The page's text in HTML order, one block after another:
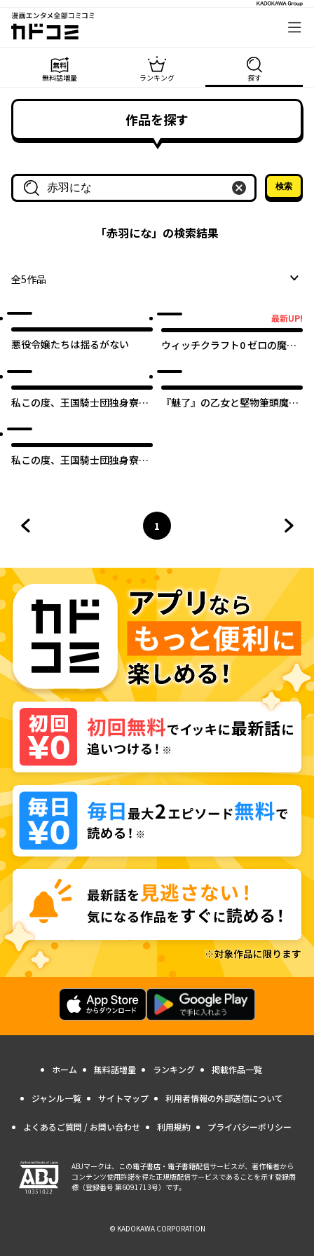
漫画エンタメ全部コミコミ
カドコミ
無料話増量 ランキング 探す
作品を探す
作品名・作家名で探す
検索
「赤羽にな」の検索結果
全5作品
悪役令嬢たちは揺るがない
最新UP!
ウィッチクラフト0 ゼロの魔女
私この度、王国騎士団独身寮の
『魅了』の乙女と堅物筆頭魔術
私この度、王国騎士団独身寮の
ページ
1
へ
ホーム 無料話増量 ランキング 掲載作品一覧
ジャンル一覧 サイトマップ 利用者情報の外部送信について
よくあるご質問 / お問い合わせ 利用規約 プライバシーポリシー
ABJマークは、この電子書店・電子書籍配信サービスが、著作権者から
コンテンツ使用許諾を得た正規版配信サービスであることを示す登録商
標（登録番号 第6091713号）です。
© KADOKAWA CORPORATION